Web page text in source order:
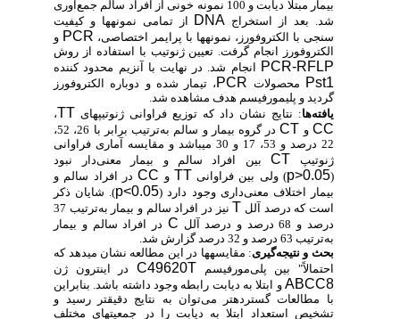
بیمار مبتلا دیابت و 100 نمونه خونی از افراد سالم جمع‌آوری
شد. بعد از استخراجDNA از تمامی نمونه­ها و کیفیت
سنجی با الکتروفورز، نمونه­ها با پرایمر اختصاصی، PCRو
الکتروفورز انجام گرفت. تعیین ژنوتیب با استفاده از روش
PCR-RFLPانجام شد. در نهایت با آنزیم محدود کننده
Pst1محصولاتPCR، تیمار شده و دوباره الکتروفورز
گردید و پلی­مورفیسم هدف مشاهده شد.
یافته‌ها: نتایج نشان داد که توزیع فراوانی ژنوتیپ­هایTT
CCو CT
در گروه بیمار و سالم به‌ترتیب برابر با 26، 52،
22 درصد و 53، 17 و 30 می­باشد و مقایسه آماری فراوانی
ژنوتیپCTبین افراد سالم و بیمار معنی‌دار نبود
p>0.05) ولی بین فراوانیTT
CCدر افراد سالم و
بیمار اختلاف معنی‌داری وجود دارد (p<0.05). شایان ذکر
است که درصد آللT
نیز در افراد سالم و بیمار به‌ترتیب 37
درصد و 68 درصد و درصد آلل
C در افراد سالم و بیمار
به‌ترتیب 63 درصد و 32 درصد گزارش شد.
بحث و نتیجه‌گیری : مقایسه­ها در این مطالعه نشان می­دهد که
احتمالاً" بین پلی‌مورفیسمC49620Tدر اینترون ژن
ABCC8و ابتلا به دیابت رابطه وجود داشته باشد. بنابراین
با مطالعات گسترده­تر می‌توان به نتایج دقیق­تر رسید و
تشخیص استعداد ابتلا به دیابت را در جمعیت­های مختلف